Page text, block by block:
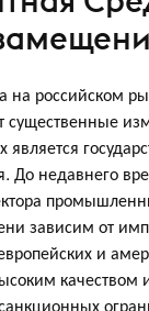
на российском
существенные
является
До недавнего
зависим от
и
качеством